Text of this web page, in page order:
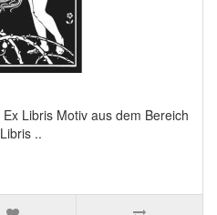
Libris Motiv aus dem Bereich
..